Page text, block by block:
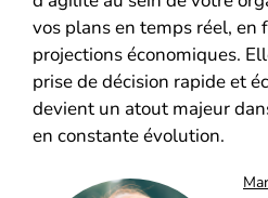
vos plans en temps réel, en
projections économiques.
prise de décision rapide et
devient un atout majeur
en constante évolution.